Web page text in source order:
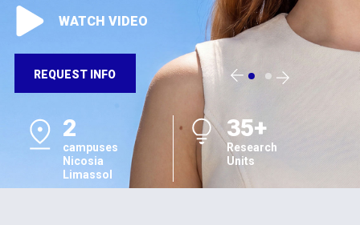
WATCH VIDEO
REQUEST INFO
2
campuses
Nicosia
Limassol
35+
Research
Units